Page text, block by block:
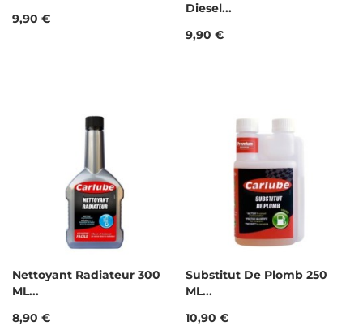
Prix
9,90 €
Diesel...
Prix
9,90 €
Nettoyant Radiateur 300
ML...
Prix
8,90 €
Substitut De Plomb 250
ML...
Prix
10,90 €